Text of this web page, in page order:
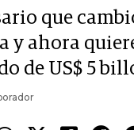
que
y ahora
de US$ 5